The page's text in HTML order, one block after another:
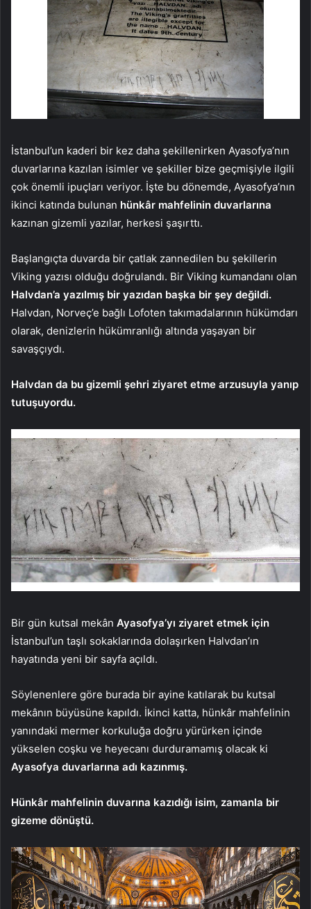
İstanbul’un kaderi bir kez daha şekillenirken Ayasofya’nın
duvarlarına kazılan isimler ve şekiller bize geçmişiyle ilgili
çok önemli ipuçları veriyor. İşte bu dönemde, Ayasofya’nın
ikinci katında bulunan hünkâr mahfelinin duvarlarına
kazınan gizemli yazılar, herkesi şaşırttı.
Başlangıçta duvarda bir çatlak zannedilen bu şekillerin
Viking yazısı olduğu doğrulandı. Bir Viking kumandanı olan
Halvdan’a yazılmış bir yazıdan başka bir şey değildi.
Halvdan, Norveç’e bağlı Lofoten takımadalarının hükümdarı
olarak, denizlerin hükümranlığı altında yaşayan bir
savaşçıydı.
Halvdan da bu gizemli şehri ziyaret etme arzusuyla yanıp
tutuşuyordu.
Bir gün kutsal mekân Ayasofya’yı ziyaret etmek için
İstanbul’un taşlı sokaklarında dolaşırken Halvdan’ın
hayatında yeni bir sayfa açıldı.
Söylenenlere göre burada bir ayine katılarak bu kutsal
mekânın büyüsüne kapıldı. İkinci katta, hünkâr mahfelinin
yanındaki mermer korkuluğa doğru yürürken içinde
yükselen coşku ve heyecanı durduramamış olacak ki
Ayasofya duvarlarına adı kazınmış.
Hünkâr mahfelinin duvarına kazıdığı isim, zamanla bir
gizeme dönüştü.